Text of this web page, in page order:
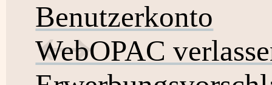
Benutzerkonto
WebOPAC